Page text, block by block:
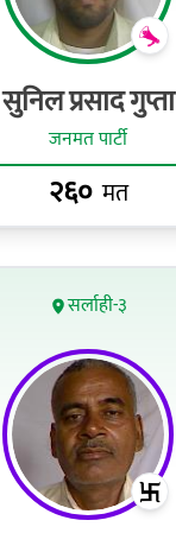
सुनिल प्रसाद गुप्ता
जनमत पार्टी
२६० मत
सर्लाही-३